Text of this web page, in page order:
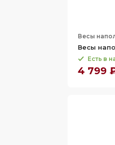
Весы
Весы
Есть в
4 799